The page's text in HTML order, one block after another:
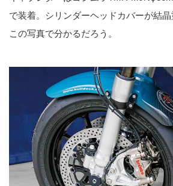
で装着。シリンダーヘッドカバーが結
この写真で分かるだろう。